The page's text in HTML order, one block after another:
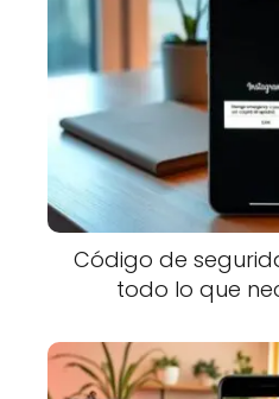
Código de
todo lo que